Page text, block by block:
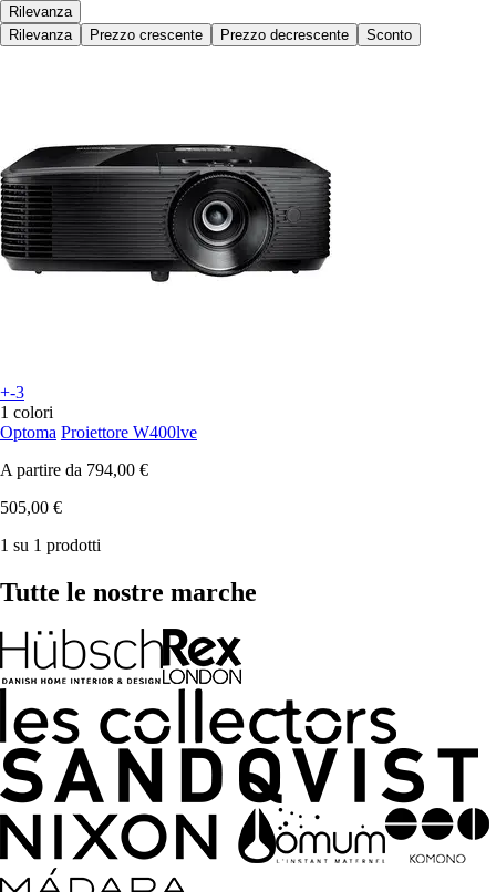
Rilevanza
Rilevanza
Prezzo crescente Prezzo decrescente Sconto
+-3
1 colori
Optoma Proiettore W400lve
A partire da 794,00 €
505,00 €
1 su 1 prodotti
Tutte le nostre marche